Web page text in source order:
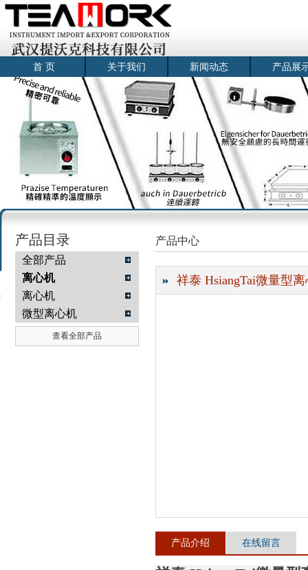
武汉提沃克科技有限公司
首 页 关于我们 新闻动态 产品展
产品目录
全部产品
离心机
离心机
微型离心机
查看全部产品
产品中心
祥泰 HsiangTai微量型
产品介绍 在线留言